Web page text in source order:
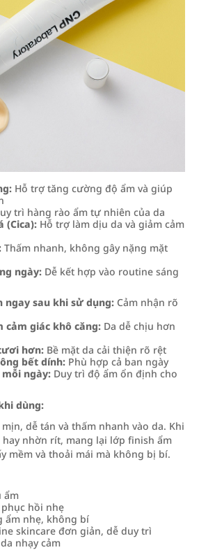
Hỗ trợ tăng cường độ ẩm và giúp
trì hàng rào ẩm tự nhiên của da
(Cica): Hỗ trợ làm dịu da và giảm cảm
Thấm nhanh, không gây nặng mặt
ngày: Dễ kết hợp vào routine sáng
ngay sau khi sử dụng: Cảm nhận rõ
cảm giác khô căng: Da dễ chịu hơn
hơn: Bề mặt da cải thiện rõ rệt
bết dính: Phù hợp cả ban ngày
ngày: Duy trì độ ẩm ổn định cho
dùng:
dễ tán và thấm nhanh vào da. Khi
nhờn rít, mang lại lớp finish ẩm
mềm và thoải mái mà không bị bí.
ẩm
hồi nhẹ
ẩm nhẹ, không bí
skincare đơn giản, dễ duy trì
nhạy cảm